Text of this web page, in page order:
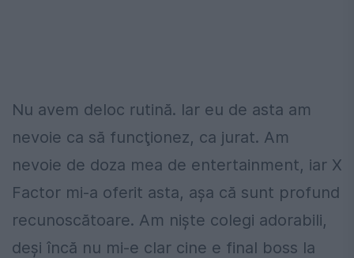
Nu avem deloc rutină. Iar eu de asta am
nevoie ca să funcţionez, ca jurat. Am
nevoie de doza mea de entertainment, iar X
Factor mi-a oferit asta, aşa că sunt profund
recunoscătoare. Am nişte colegi adorabili,
deşi încă nu mi-e clar cine e final boss la